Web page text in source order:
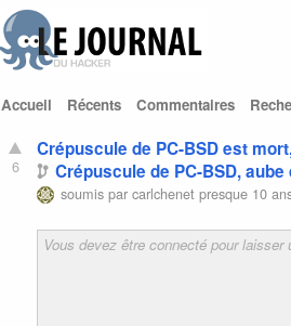
Accueil Récents Commentaires
6
Crépuscule de PC-BSD est
Crépuscule de PC-BSD, aube
soumis parcarlchenet presque 10